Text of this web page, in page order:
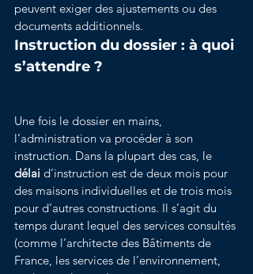
peuvent exiger des ajustements ou des
documents additionnels.
Instruction du dossier : à quoi
s’attendre ?
Une fois le dossier en mains,
l’administration va procéder à son
instruction. Dans la plupart des cas, le
délai d’instruction est de deux mois pour
des maisons individuelles et de trois mois
pour d’autres constructions. Il s’agit du
temps durant lequel des services consultés
(comme l’architecte des Bâtiments de
France, les services de l’environnement,